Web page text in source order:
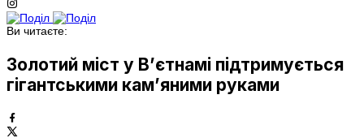
Ви читаєте:
Золотий міст у В’єтнамі підтримується
гігантськими кам’яними руками